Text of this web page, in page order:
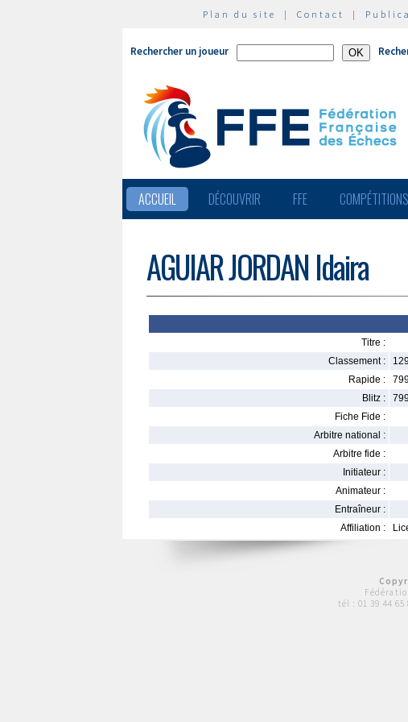
Plan du site | Contact |
Rechercher un joueur
ACCUEIL DÉCOUVRIR FFE COMPÉTITIONS
AGUIAR JORDAN Idaira
Titre :
Classement :
Rapide :
Blitz :
Fiche Fide :
Arbitre national :
Arbitre fide :
Initiateur :
Animateur :
Entraîneur :
Affiliation :
tél : 01 39 44 65